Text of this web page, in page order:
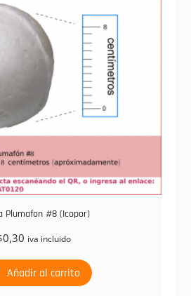
Plumafon #8 (Icopor)
0,30 iva incluido
Añadir al carrito